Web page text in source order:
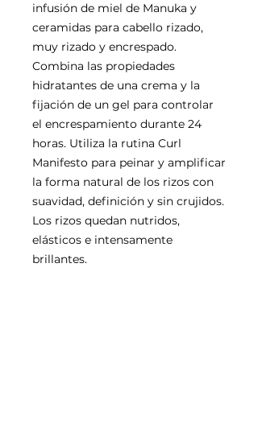
infusión de miel de Manuka y
ceramidas para cabello rizado,
muy rizado y encrespado.
Combina las propiedades
hidratantes de una crema y la
fijación de un gel para controlar
el encrespamiento durante 24
horas. Utiliza la rutina Curl
Manifesto para peinar y amplificar
la forma natural de los rizos con
suavidad, definición y sin crujidos.
Los rizos quedan nutridos,
elásticos e intensamente
brillantes.